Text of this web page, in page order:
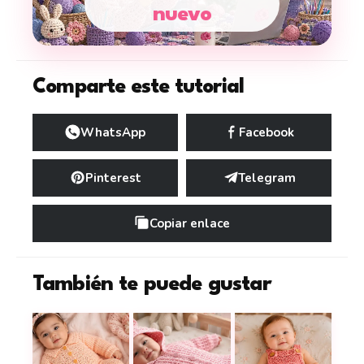
nuevo
Comparte este tutorial
WhatsApp Facebook
Pinterest Telegram
Copiar enlace
También te puede gustar